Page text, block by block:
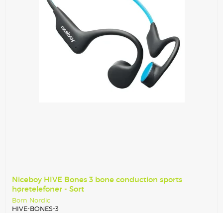
Niceboy HIVE Bones 3 bone conduction sports
høretelefoner - Sort
Born Nordic
HIVE-BONES-3